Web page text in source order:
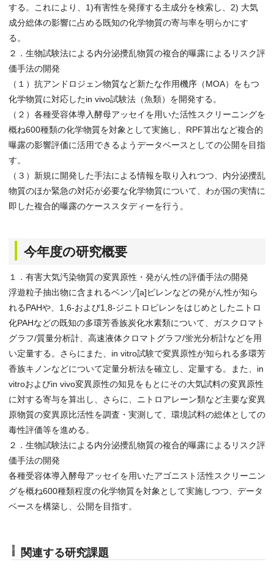
する。これにより、1)有害性を発揮する主成分を検索し、2) 大気
成分総体の影響に占める既知の化学物質の寄与率を明らかにす
る。
２．生物試験法による内分泌攪乱物質の複合的曝露によるリスク評
価手法の開発
（１）抗アンドロジェン物質など新たな作用機序（MOA）をもつ
化学物質に対応したin vivo試験法（魚類）を開発する。
（２）各種受容体導入酵母アッセイを用いた活性スクリーニングを
概ね600種類の化学物質を対象として実施し、RPF算出など複合的
曝露の影響評価に活用できるようデータベースとしての公開を目指
す。
（３）新規に開発した手法による情報を取り入れつつ、内分泌攪乱
物質のほか緊急の対応が必要な化学物質について、わが国の実情に
即した複合的曝露のケーススタディーを行う。
今年度の研究概要
１．有害大気汚染物質の変異原性・発がん性の評価手法の開発
浮遊粒子抽出物に含まれるベンゾ[a]ピレンなどの発がん性が知ら
れるPAHや、1,6-および1,8-ジニトロピレンをはじめとしたニトロ
化PAHなどの既知の多環芳香族炭化水素類について、ガスクロマト
グラフ/質量分析計、高速液体クロマトグラフ/蛍光分析計などを用
い定量する。さらにまた、in vitro試験で変異原性が知られる多環芳
香族キノンなどについて定量分析法を確立し、定量する。また、in
vitroおよびin vivo変異原性の知見をもとにその大気試料の変異原性
に対する寄与を算出し、さらに、ニトロアレーン類など主要な変異
原物質の変異原比活性を調査・実測して、環境試料の総体としての
毒性評価等を進める。
２．生物試験法による内分泌攪乱物質の複合的曝露によるリスク評
価手法の開発
各種受容体導入酵母アッセイを用いたアゴニスト活性スクリーニン
グを概ね600種類程度の化学物質を対象として実施しつつ、データ
ベースを構築し、公開を目指す。
関連する研究課題